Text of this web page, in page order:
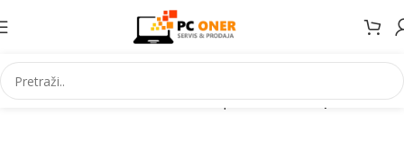
Početna Informatika Kablovi i adapteri Video adapteri